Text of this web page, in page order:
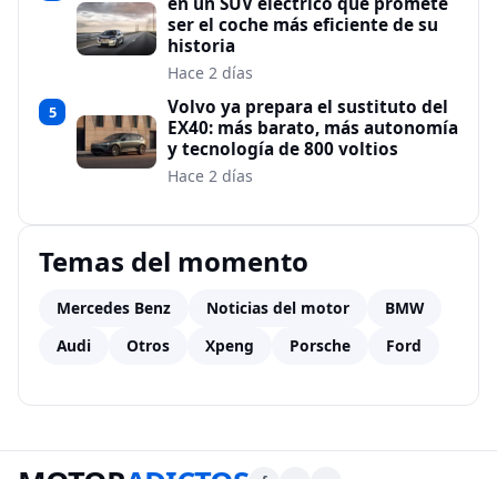
ser el coche más eficiente de su
historia
Hace 2 días
5
Volvo ya prepara el sustituto del
EX40: más barato, más autonomía
y tecnología de 800 voltios
Hace 2 días
Temas del momento
Mercedes Benz Noticias del motor
BMW
Audi
Otros Xpeng Porsche Ford